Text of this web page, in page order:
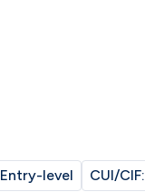
Entry-level CUI/CIF: